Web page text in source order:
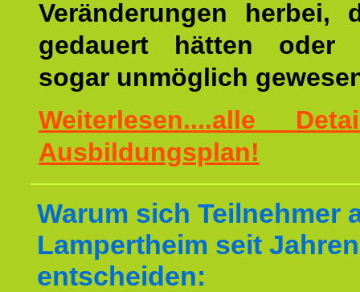
Veränderungen herbei,
gedauert hätten oder
sogar unmöglich
Weiterlesen....alle
Ausbildungsplan!
Warum sich Teilnehmer
Lampertheim seit
entscheiden: